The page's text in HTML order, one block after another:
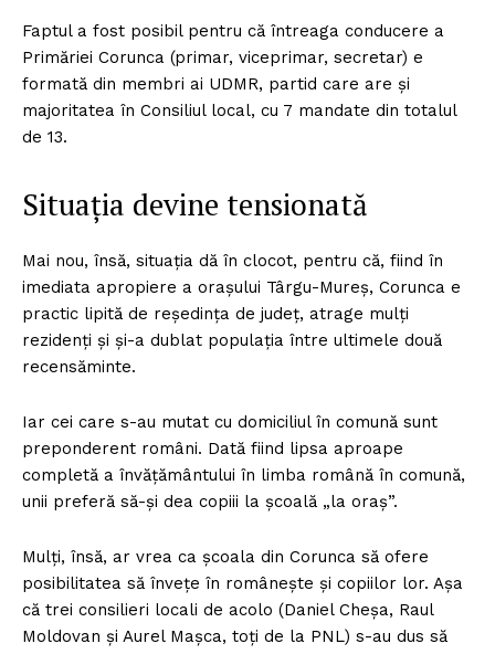
Faptul a fost posibil pentru că întreaga conducere a
Primăriei Corunca (primar, viceprimar, secretar) e
formată din membri ai UDMR, partid care are şi
majoritatea în Consiliul local, cu 7 mandate din totalul
de 13.
Situația devine tensionată
Mai nou, însă, situaţia dă în clocot, pentru că, fiind în
imediata apropiere a oraşului Târgu-Mureş, Corunca e
practic lipită de reşedinţa de judeţ, atrage mulţi
rezidenţi şi şi-a dublat populaţia între ultimele două
recensăminte.
Iar cei care s-au mutat cu domiciliul în comună sunt
preponderent români. Dată fiind lipsa aproape
completă a învăţământului în limba română în comună,
unii preferă să-şi dea copiii la şcoală „la oraş”.
Mulţi, însă, ar vrea ca şcoala din Corunca să ofere
posibilitatea să înveţe în româneşte şi copiilor lor. Aşa
că trei consilieri locali de acolo (Daniel Cheşa, Raul
Moldovan şi Aurel Maşca, toţi de la PNL) s-au dus să